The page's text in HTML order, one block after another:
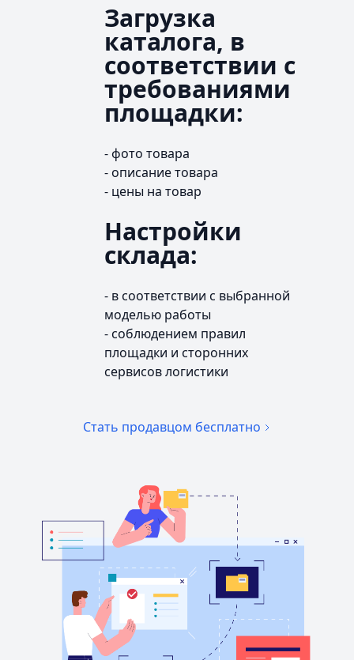
Загрузка
каталога, в
соответствии с
требованиями
площадки:
- фото товара
- описание товара
- цены на товар
Настройки
склада:
- в соответствии с выбранной
моделью работы
- соблюдением правил
площадки и сторонних
сервисов логистики
Стать продавцом бесплатно